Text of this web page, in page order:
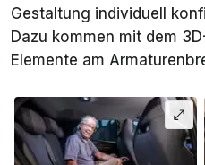
Gestaltung individuell
Dazu kommen mit dem
Elemente am